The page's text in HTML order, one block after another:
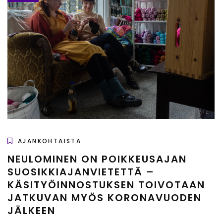
AJANKOHTAISTA
NEULOMINEN ON POIKKEUSAJAN
SUOSIKKIAJANVIETETTÄ –
KÄSITYÖINNOSTUKSEN TOIVOTAAN
JATKUVAN MYÖS KORONAVUODEN
JÄLKEEN